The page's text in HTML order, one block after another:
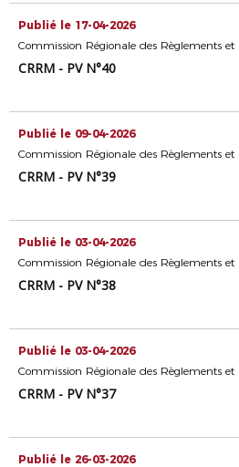
Publié le 17-04-2026
CRRM - PV N°40
Publié le 09-04-2026
CRRM - PV N°39
Publié le 03-04-2026
CRRM - PV N°38
Publié le 03-04-2026
CRRM - PV N°37
Publié le 26-03-2026